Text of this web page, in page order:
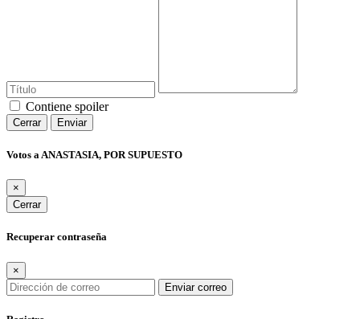
Contiene spoiler
Cerrar Enviar
Votos a ANASTASIA, POR SUPUESTO
×
Cerrar
Recuperar contraseña
×
Enviar correo